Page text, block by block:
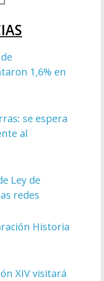
1,6% en
se espera
al
Ley de
redes
Historia
XIV visitará